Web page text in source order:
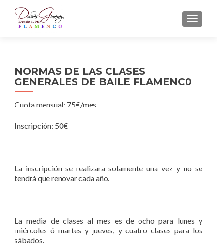
NORMAS DE LAS CLASES
GENERALES DE BAILE FLAMENC0
Cuota mensual: 75€/mes
Inscripción: 50€
La inscripción se realizara solamente una vez y no se
tendrá que renovar cada año.
La media de clases al mes es de ocho para lunes y
miércoles ó martes y jueves, y cuatro clases para los
sábados.